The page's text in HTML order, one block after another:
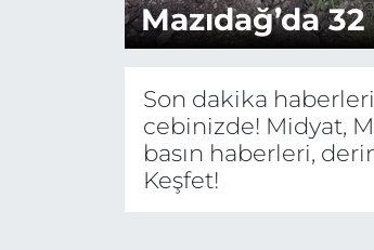
Mazıdağ’da
Son dakika
cebinizde! Midyat,
basın haberleri,
Keşfet!